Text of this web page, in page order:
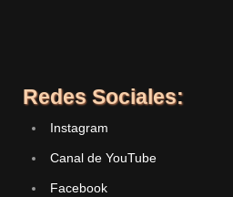
Redes Sociales:
Instagram
Canal de YouTube
Facebook